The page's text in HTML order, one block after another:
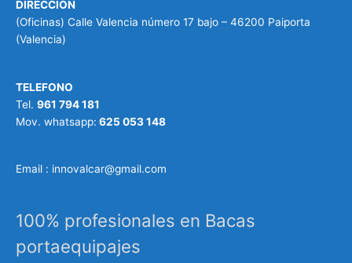
DIRECCIÓN
(Oficinas) Calle Valencia número 17 bajo – 46200 Paiporta
(Valencia)
TELEFONO
Tel. 961 794 181
Mov. whatsapp: 625 053 148
Email : innovalcar@gmail.com
100% profesionales en Bacas
portaequipajes